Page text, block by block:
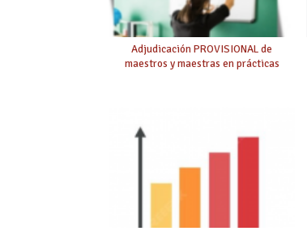
Adjudicación PROVISIONAL de
maestros y maestras en prácticas